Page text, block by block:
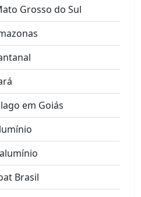
Grosso do Sul
em Goiás
Brasil